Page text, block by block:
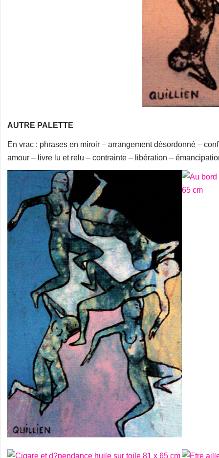
AUTRE PALETTE
En vrac : phrases en miroir – arrangement désordonné –
amour – livre lu et relu – contrainte – libération –